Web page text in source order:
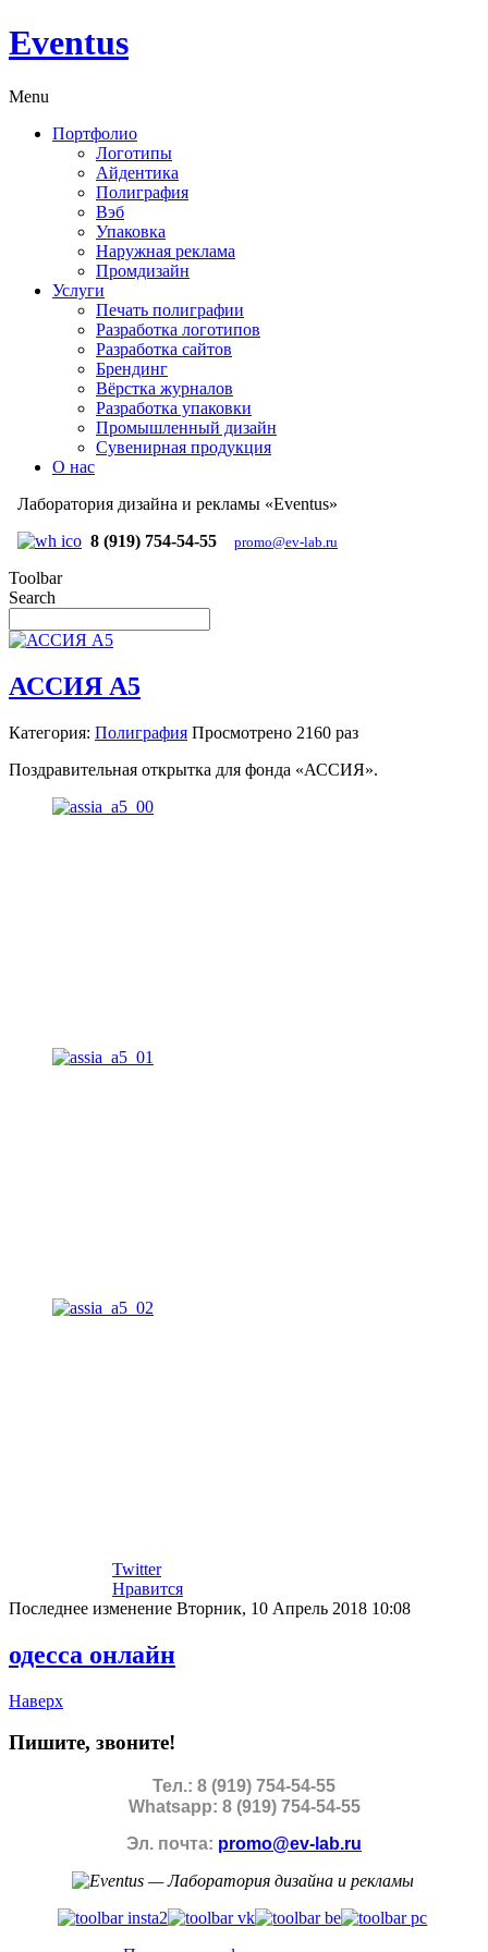
Eventus
Menu
Портфолио
Логотипы
Айдентика
Полиграфия
Вэб
Упаковка
Наружная реклама
Промдизайн
Услуги
Печать полиграфии
Разработка логотипов
Разработка сайтов
Брендинг
Вёрстка журналов
Разработка упаковки
Промышленный дизайн
Сувенирная продукция
О нас
Лаборатория дизайна и рекламы «Eventus»
8 (919) 754-54-55
promo@ev-lab.ru
Toolbar
Search
АССИЯ А5
Категория: Полиграфия Просмотрено 2160 раз
Поздравительная открытка для фонда «АССИЯ».
Twitter
Нравится
Последнее изменение Вторник, 10 Апрель 2018 10:08
одесса онлайн
Наверх
Пишите, звоните!
Тел.: 8 (919) 754-54-55
Whatsapp: 8 (919) 754-54-55
Эл. почта: promo@ev-lab.ru